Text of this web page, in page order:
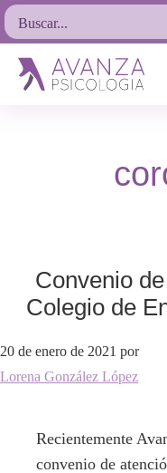
Saltar
a
navegación
Saltar
al
contenido
principal
Saltar
al
pie
Buscar...
Convenio
Colegio de
20 de enero de 2021 por
Lorena González López
Recientemente
convenio de